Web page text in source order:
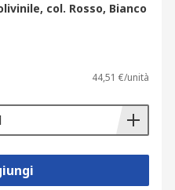
col. Rosso, Bianco
44,51 €/unità